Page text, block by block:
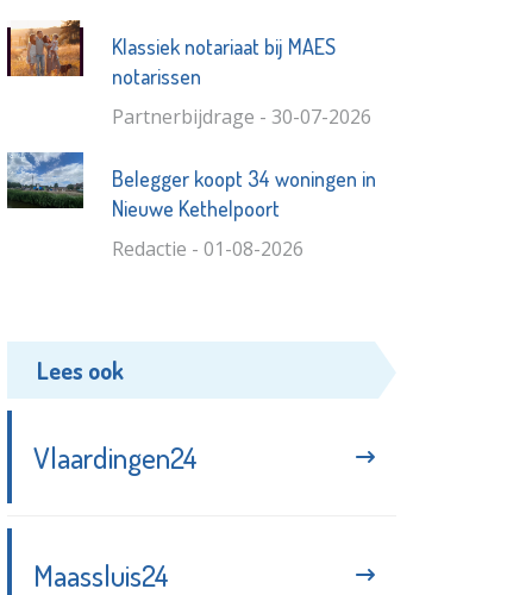
Klassiek notariaat bij MAES
notarissen
Partnerbijdrage - 30-07-2026
Belegger koopt 34 woningen in
Nieuwe Kethelpoort
Redactie - 01-08-2026
Lees ook
Vlaardingen24
Maassluis24